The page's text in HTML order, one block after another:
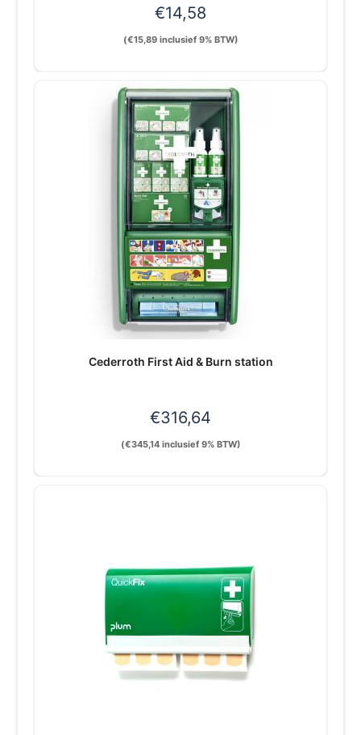
€14,58
(€15,89inclusief 9% BTW)
Cederroth First Aid & Burn station
€316,64
(€345,14inclusief 9% BTW)